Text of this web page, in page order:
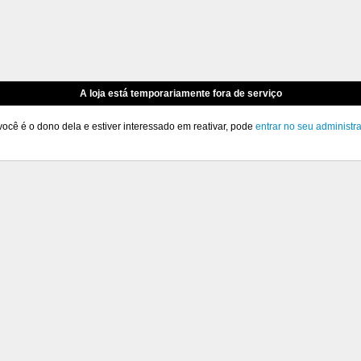
A loja está temporariamente fora de serviço
é o dono dela e estiver interessado em reativar, pode entrar no seu